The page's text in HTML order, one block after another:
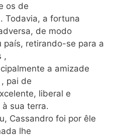
os de
Todavia, a fortuna
de modo
país, retirando-se para a
,
a amizade
pai de
liberal e
sua terra.
Cassandro foi por êle
lhe